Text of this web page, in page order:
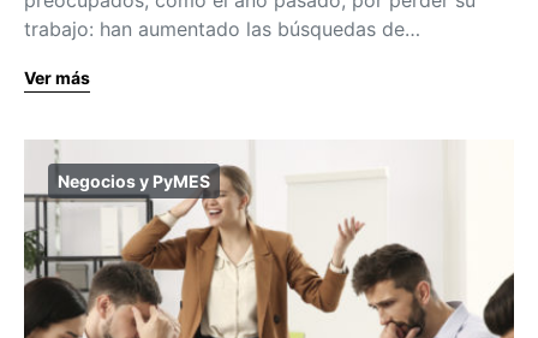
trabajo: han aumentado las búsquedas de…
Ver más
Negocios y PyMES